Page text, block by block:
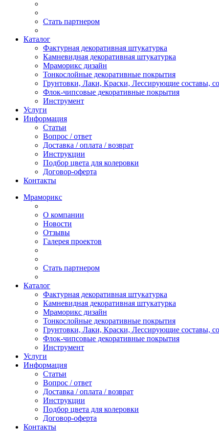
Стать партнером
Каталог
Фактурная декоративная штукатурка
Камневидная декоративная штукатурка
Мраморикс дизайн
Тонкослойные декоративные покрытия
Грунтовки, Лаки, Краски, Лессирующие составы,
Флок-чипсовые декоративные покрытия
Инструмент
Услуги
Информация
Статьи
Вопрос / ответ
Доставка / оплата / возврат
Инструкции
Подбор цвета для колеровки
Договор-оферта
Контакты
Мраморикс
О компании
Новости
Отзывы
Галерея проектов
Стать партнером
Каталог
Фактурная декоративная штукатурка
Камневидная декоративная штукатурка
Мраморикс дизайн
Тонкослойные декоративные покрытия
Грунтовки, Лаки, Краски, Лессирующие составы,
Флок-чипсовые декоративные покрытия
Инструмент
Услуги
Информация
Статьи
Вопрос / ответ
Доставка / оплата / возврат
Инструкции
Подбор цвета для колеровки
Договор-оферта
Контакты